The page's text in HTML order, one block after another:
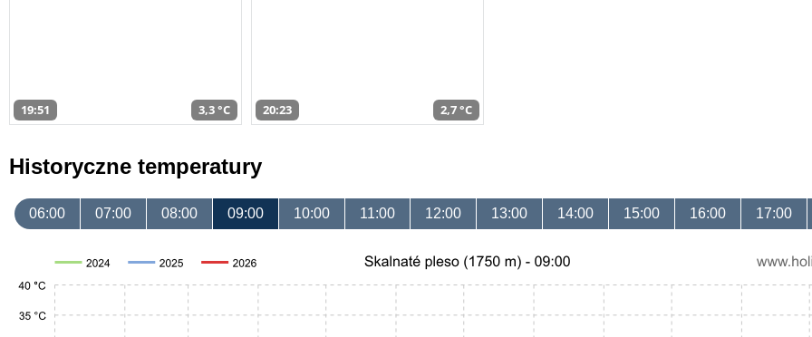
19:51 3,3 °C 20:23 2,7 °C
Historyczne temperatury
06:00 07:00 08:00 09:00 10:00 11:00 12:00 13:00 14:00 15:00 16:00 17:00